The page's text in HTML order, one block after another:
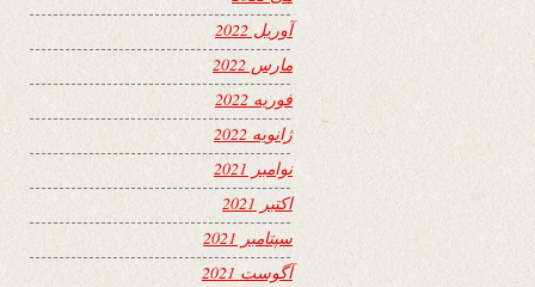
آوریل 2022
مارس 2022
فوریه 2022
ژانویه 2022
نوامبر 2021
اکتبر 2021
سپتامبر 2021
آگوست 2021